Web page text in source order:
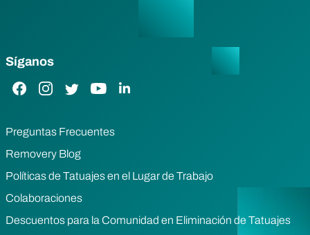
Síganos
Enlace de Facebook
Enlace de Instagram
Enlace de Twitter
Enlace de YouTube
Enlace de LinkedIn
Preguntas Frecuentes
Removery Blog
Políticas de Tatuajes en el Lugar de Trabajo
Colaboraciones
Descuentos para la Comunidad en Eliminación de Tatuajes